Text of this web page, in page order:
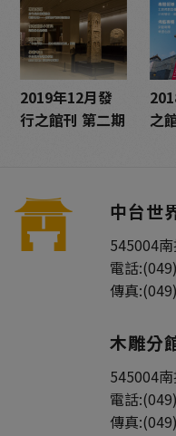
2019年12月發
行之館刊 第二期
之
中台世
545004
電話:
傳真:
木雕分
545004
電話:
傳真: